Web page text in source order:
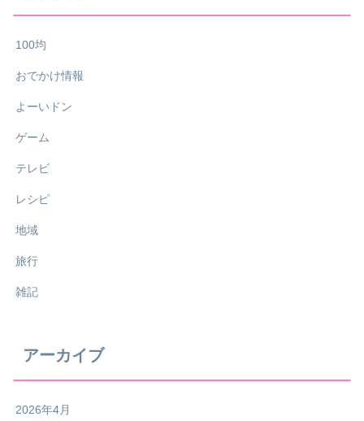
100均
おでかけ情報
よーいドン
ゲーム
テレビ
レシピ
地域
旅行
雑記
アーカイブ
2026年4月